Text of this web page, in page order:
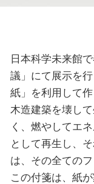
日本科学未来館
議」にて展示を
紙」を利用して作
木造建築を壊し
く、燃やしてエ
として再生し、
は、その全ての
この付箋は、紙